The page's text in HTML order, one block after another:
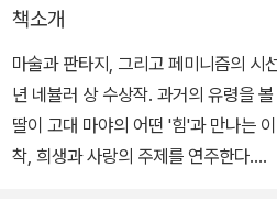
책소개
마술과 판타지, 그리고 페미니즘의 시
년 네뷸러 상 수상작. 과거의 유령을
딸이 고대 마야의 어떤 '힘'과 만나는
착, 희생과 사랑의 주제를 연주한다.